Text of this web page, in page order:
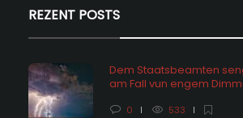
REZENT POSTS
Dem Staatsbeamten
am Fall vun engem
0 533